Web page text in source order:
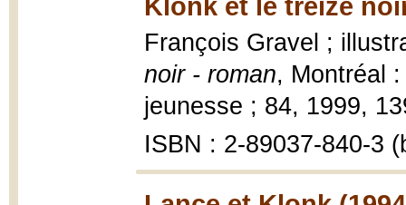
François Gravel ;
noir - roman, Montréal
jeunesse ; 84, 1999,
ISBN : 2-89037-840-3